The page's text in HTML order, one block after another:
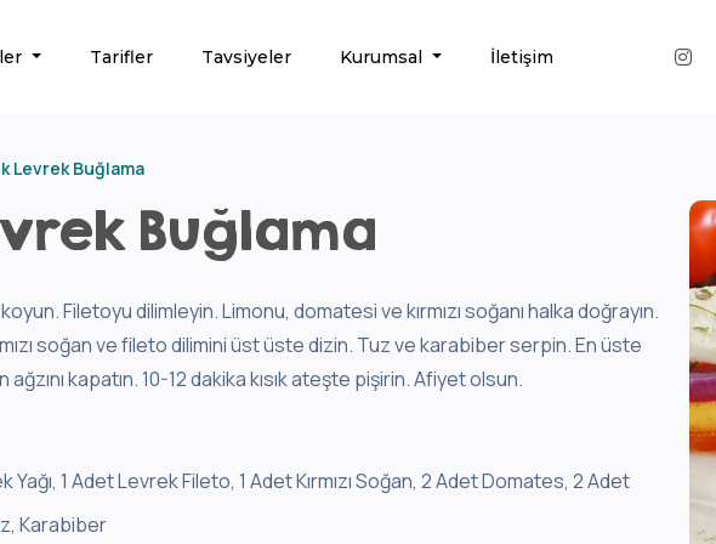
Tarifler Tavsiyeler Kurumsal İletişim
Levrek Buğlama
Buğlama
Filetoyu dilimleyin. Limonu, domatesi ve kırmızı soğanı halka doğrayın.
soğan ve fileto dilimini üst üste dizin. Tuz ve karabiber serpin. En üste
kapatın. 10-12 dakika kısık ateşte pişirin. Afiyet olsun.
Yağı, 1 Adet Levrek Fileto, 1 Adet Kırmızı Soğan, 2 Adet Domates, 2 Adet
Karabiber